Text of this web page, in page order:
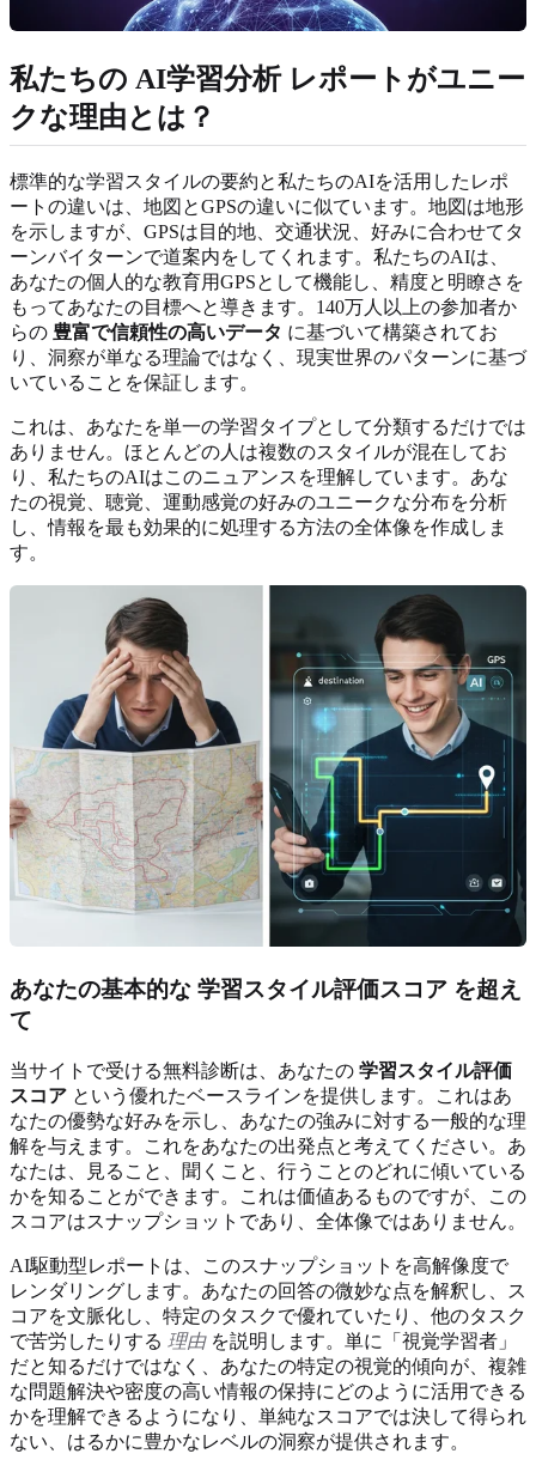
私たちの AI学習分析レポートがユニー
クな理由とは？
標準的な学習スタイルの要約と私たちのAIを活用したレポ
ートの違いは、地図とGPSの違いに似ています。地図は地形
を示しますが、GPSは目的地、交通状況、好みに合わせてタ
ーンバイターンで道案内をしてくれます。私たちのAIは、
あなたの個人的な教育用GPSとして機能し、精度と明瞭さを
もってあなたの目標へと導きます。140万人以上の参加者か
らの 豊富で信頼性の高いデータ に基づいて構築されてお
り、洞察が単なる理論ではなく、現実世界のパターンに基づ
いていることを保証します。
これは、あなたを単一の学習タイプとして分類するだけでは
ありません。ほとんどの人は複数のスタイルが混在してお
り、私たちのAIはこのニュアンスを理解しています。あな
たの視覚、聴覚、運動感覚の好みのユニークな分布を分析
し、情報を最も効果的に処理する方法の全体像を作成しま
す。
あなたの基本的な 学習スタイル評価スコア を超え
て
当サイトで受ける無料診断は、あなたの 学習スタイル評価
スコア という優れたベースラインを提供します。これはあ
なたの優勢な好みを示し、あなたの強みに対する一般的な理
解を与えます。これをあなたの出発点と考えてください。あ
なたは、見ること、聞くこと、行うことのどれに傾いている
かを知ることができます。これは価値あるものですが、この
スコアはスナップショットであり、全体像ではありません。
AI駆動型レポートは、このスナップショットを高解像度で
レンダリングします。あなたの回答の微妙な点を解釈し、ス
コアを文脈化し、特定のタスクで優れていたり、他のタスク
で苦労したりする 理由を説明します。単に「視覚学習者」
だと知るだけではなく、あなたの特定の視覚的傾向が、複雑
な問題解決や密度の高い情報の保持にどのように活用できる
かを理解できるようになり、単純なスコアでは決して得られ
ない、はるかに豊かなレベルの洞察が提供されます。